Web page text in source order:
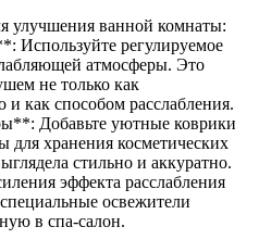
улучшения ванной комнаты:
регулируемое
атмосферы. Это
не только как
как способом расслабления.
Добавьте уютные коврики
для хранения косметических
стильно и аккуратно.
эффекта расслабления
освежители
в спа-салон.